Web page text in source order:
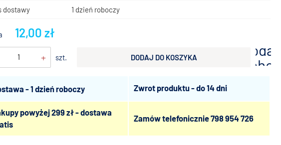
dostawy 1 dzień roboczy
12,00 zł
+ szt. DODAJ DO KOSZYKA
- 1 dzień roboczy Zwrot produktu - do 14 dni
powyżej 299 zł - dostawa
Zamów telefonicznie798 954 726